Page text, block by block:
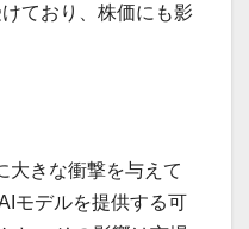
ており、株価にも影
大きな衝撃を与えて
モデルを提供する可